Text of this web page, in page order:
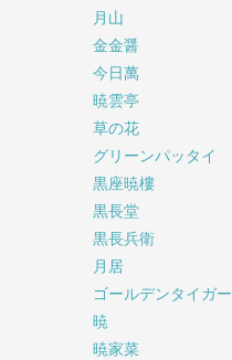
月山
金金醤
今日萬
暁雲亭
草の花
グリーンパッタイ
黒座暁樓
黒長堂
黒長兵衛
月居
ゴールデンタイガー
暁
暁家菜